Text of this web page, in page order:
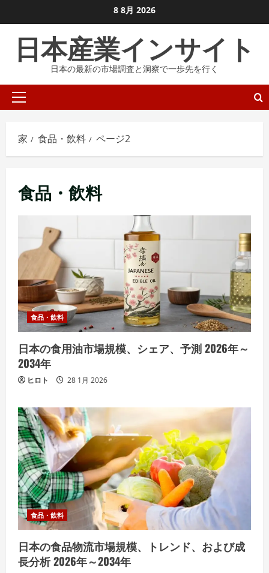
ン
に
プ
8 8月 2026
日本産業インサイト
日本の最新の市場調査と洞察で一歩先を行く
プ
イ
ニ
家 食品・飲料 ページ2
食品・飲料
食品・飲料
日本の食用油市場規模、シェア、予測 2026年～
2034年
ヒロト 28 1月 2026
食品・飲料
日本の食品物流市場規模、トレンド、および成
長分析 2026年～2034年